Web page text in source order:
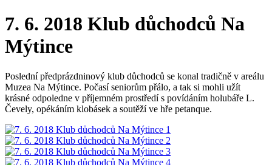
7. 6. 2018 Klub důchodců Na
Mýtince
Poslední předprázdninový klub důchodců se konal tradičně v areálu
Muzea Na Mýtince. Počasí seniorům přálo, a tak si mohli užít
krásné odpoledne v příjemném prostředí s povídáním holubáře L.
Čevely, opékáním klobásek a soutěží ve hře petanque.